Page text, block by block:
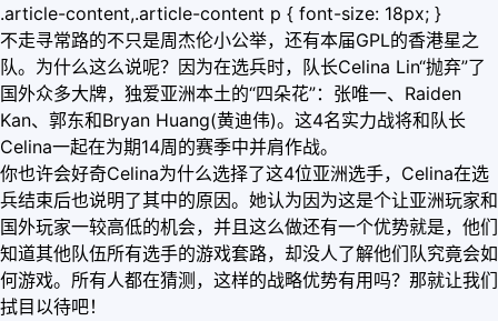
.article-content,.article-content p { font-size: 18px; }
不走寻常路的不只是周杰伦小公举，还有本届GPL的香港星之
队。为什么这么说呢？因为在选兵时，队长Celina Lin“抛弃”了
国外众多大牌，独爱亚洲本土的“四朵花”：张唯一、Raiden
Kan、郭东和Bryan Huang(黄迪伟)。这4名实力战将和队长
Celina一起在为期14周的赛季中并肩作战。
你也许会好奇Celina为什么选择了这4位亚洲选手，Celina在选
兵结束后也说明了其中的原因。她认为因为这是个让亚洲玩家和
国外玩家一较高低的机会，并且这么做还有一个优势就是，他们
知道其他队伍所有选手的游戏套路，却没人了解他们队究竟会如
何游戏。所有人都在猜测，这样的战略优势有用吗？那就让我们
拭目以待吧！